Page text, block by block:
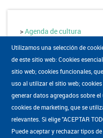
>Agenda de cultura
Enlaces
Mapa WEB·Condiciones de uso
Utilizamos una selección de
de este sitio web: Cookies
sitio web; cookies funcionales,
uso al utilizar el sitio web;
generar datos agregados sobre
cookies de marketing, que se
relevantes. Si elige "ACEPTAR
Puede aceptar y rechazar tipos